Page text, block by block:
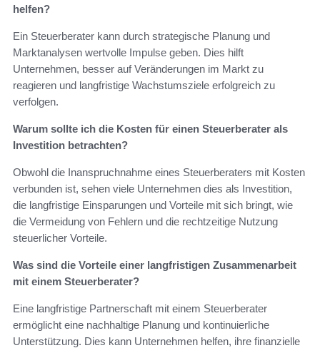
helfen?
Ein Steuerberater kann durch strategische Planung und
Marktanalysen wertvolle Impulse geben. Dies hilft
Unternehmen, besser auf Veränderungen im Markt zu
reagieren und langfristige Wachstumsziele erfolgreich zu
verfolgen.
Warum sollte ich die Kosten für einen Steuerberater als
Investition betrachten?
Obwohl die Inanspruchnahme eines Steuerberaters mit Kosten
verbunden ist, sehen viele Unternehmen dies als Investition,
die langfristige Einsparungen und Vorteile mit sich bringt, wie
die Vermeidung von Fehlern und die rechtzeitige Nutzung
steuerlicher Vorteile.
Was sind die Vorteile einer langfristigen Zusammenarbeit
mit einem Steuerberater?
Eine langfristige Partnerschaft mit einem Steuerberater
ermöglicht eine nachhaltige Planung und kontinuierliche
Unterstützung. Dies kann Unternehmen helfen, ihre finanzielle